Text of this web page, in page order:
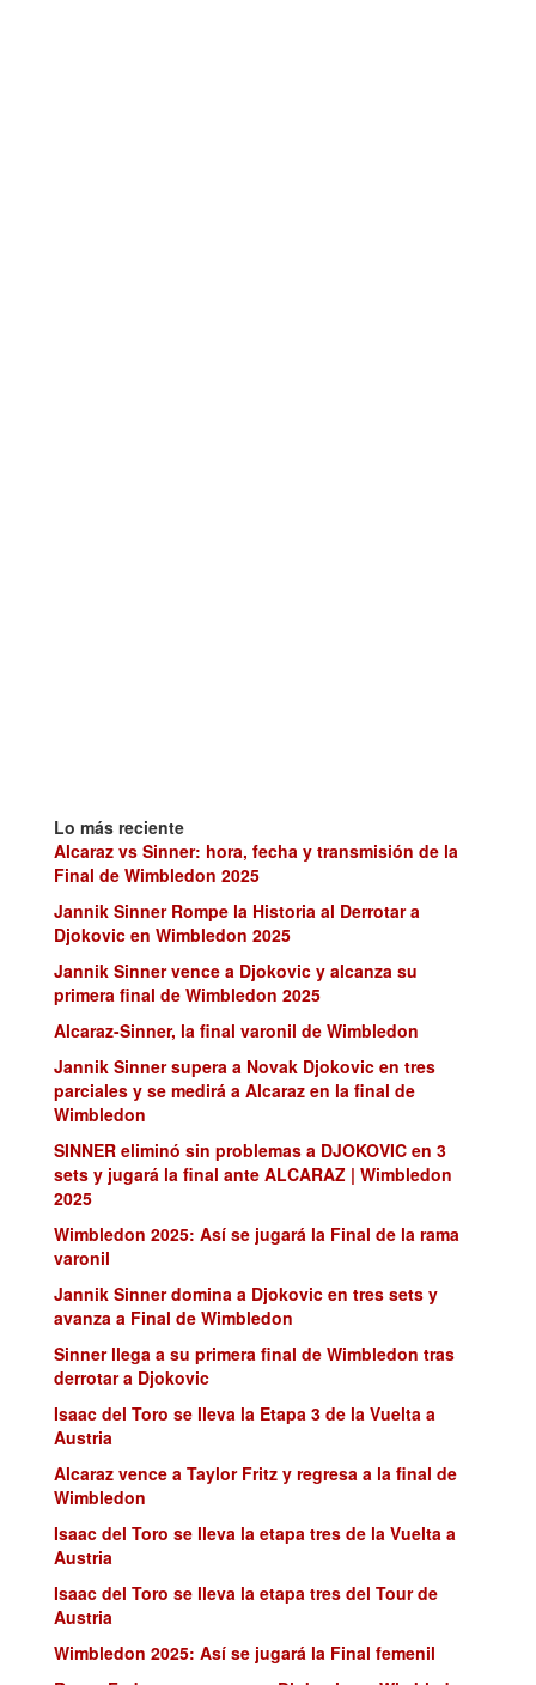
Lo más reciente
Alcaraz vs Sinner: hora, fecha y transmisión de la
Final de Wimbledon 2025
Jannik Sinner Rompe la Historia al Derrotar a
Djokovic en Wimbledon 2025
Jannik Sinner vence a Djokovic y alcanza su
primera final de Wimbledon 2025
Alcaraz-Sinner, la final varonil de Wimbledon
Jannik Sinner supera a Novak Djokovic en tres
parciales y se medirá a Alcaraz en la final de
Wimbledon
SINNER eliminó sin problemas a DJOKOVIC en 3
sets y jugará la final ante ALCARAZ | Wimbledon
2025
Wimbledon 2025: Así se jugará la Final de la rama
varonil
Jannik Sinner domina a Djokovic en tres sets y
avanza a Final de Wimbledon
Sinner llega a su primera final de Wimbledon tras
derrotar a Djokovic
Isaac del Toro se lleva la Etapa 3 de la Vuelta a
Austria
Alcaraz vence a Taylor Fritz y regresa a la final de
Wimbledon
Isaac del Toro se lleva la etapa tres de la Vuelta a
Austria
Isaac del Toro se lleva la etapa tres del Tour de
Austria
Wimbledon 2025: Así se jugará la Final femenil